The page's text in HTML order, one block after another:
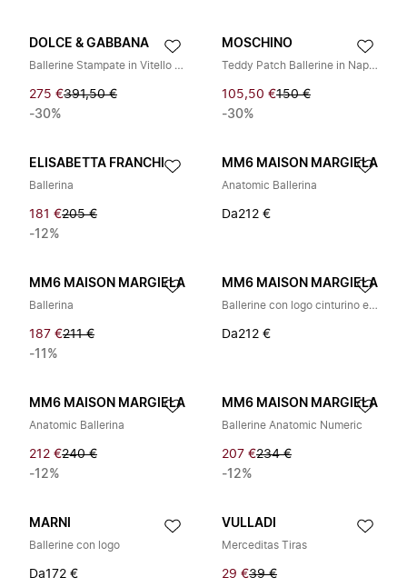
DOLCE & GABBANA
Ballerine Stampate in Vitello Lucido
275 €391,50 €
-30%
MOSCHINO
Teddy Patch Ballerine in Nappa
105,50 €150 €
-30%
ELISABETTA FRANCHI
Ballerina
181 €205 €
-12%
MM6 MAISON MARGIELA
Anatomic Ballerina
Da212 €
MM6 MAISON MARGIELA
Ballerina
187 €211 €
-11%
MM6 MAISON MARGIELA
Ballerine con logo cinturino elasticizzato con logo numerico
Da212 €
MM6 MAISON MARGIELA
Anatomic Ballerina
212 €240 €
-12%
MM6 MAISON MARGIELA
Ballerine Anatomic Numeric
207 €234 €
-12%
MARNI
Ballerine con logo
Da172 €
VULLADI
Merceditas Tiras
29 €39 €